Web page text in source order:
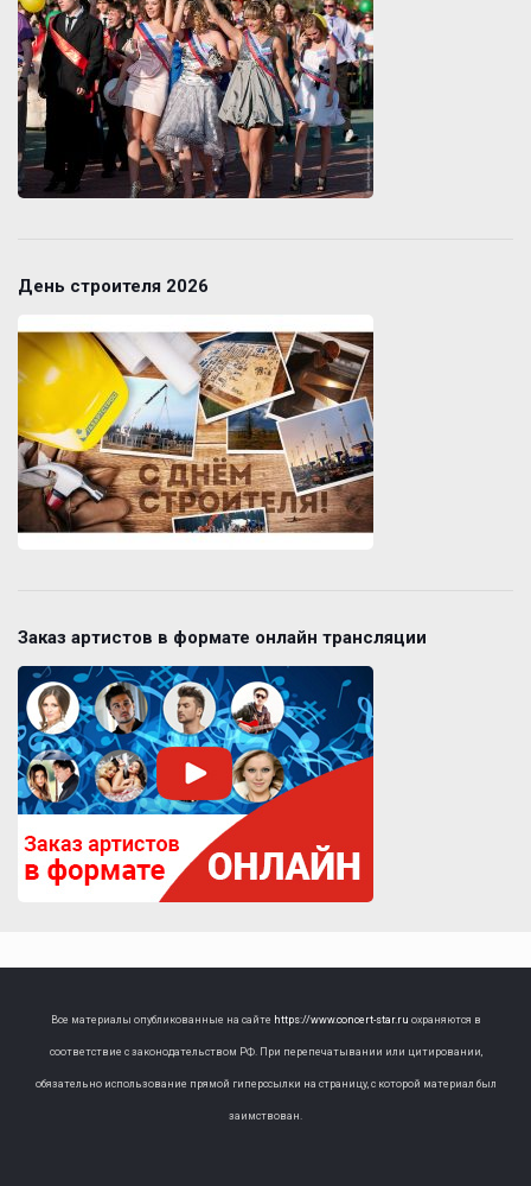
День строителя 2026
Заказ артистов в формате онлайн трансляции
Все материалы опубликованные на сайте https://www.concert-star.ru охраняются в
соответствие с законодательством РФ. При перепечатывании или цитировании,
обязательно использование прямой гиперссылки на страницу, с которой материал был
заимствован.